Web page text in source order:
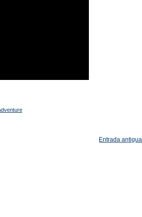
Entrada antigua